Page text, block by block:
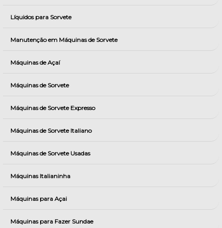
Líquidos para Sorvete
Manutenção em Máquinas de Sorvete
Máquinas de Açaí
Máquinas de Sorvete
Máquinas de Sorvete Expresso
Máquinas de Sorvete Italiano
Máquinas de Sorvete Usadas
Máquinas Italianinha
Máquinas para Açai
Máquinas para Fazer Sundae